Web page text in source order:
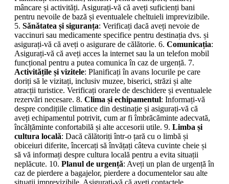
mâncare și activități. Asigurați-vă că aveți suficienți bani
pentru nevoile de bază și eventualele cheltuieli imprevizibile.
5. Sănătatea și siguranța: Verificați dacă aveți nevoie de
vaccinuri sau medicamente specifice pentru destinația dvs. și
asigurați-vă că aveți o asigurare de călătorie. 6. Comunicația:
Asigurați-vă că aveți acces la internet sau la un telefon mobil
funcțional pentru a putea comunica în caz de urgență. 7.
Activitățile și vizitele: Planificați în avans locurile pe care
doriți să le vizitați, inclusiv muzee, biserici, străzi și alte
atracții turistice. Verificați orarele de deschidere și eventualele
rezervări necesare. 8. Clima și echipamentul: Informați-vă
despre condițiile climatice din destinație și asigurați-vă că
aveți echipamentul potrivit, cum ar fi îmbrăcăminte adecvată,
încălțăminte confortabilă și alte accesorii utile. 9. Limba și
cultura locală: Dacă călătoriți într-o țară cu o limbă și
obiceiuri diferite, încercați să învățați câteva cuvinte cheie și
să vă informați despre cultura locală pentru a evita situații
neplăcute. 10. Planul de urgență: Aveți un plan de urgență în
caz de pierdere a bagajelor, pierdere a documentelor sau alte
situații imprevizibile. Asigurați-vă că aveți contactele